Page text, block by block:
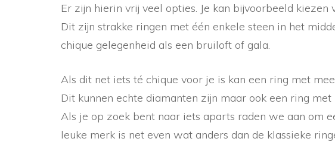
Er zijn hierin vrij veel opties. Je kan bijvoorbeeld
Dit zijn strakke ringen met één enkele steen in het
chique gelegenheid als een bruiloft of gala.
Als dit net iets té chique voor je is kan een ring met
Dit kunnen echte diamanten zijn maar ook een ring
Als je op zoek bent naar iets aparts raden we aan om
leuke merk is net even wat anders dan de klassieke